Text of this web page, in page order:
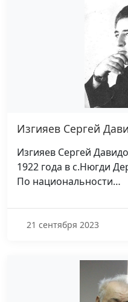
Изгияев Сергей
Изгияев Сергей
1922 года в с.Нюгди
По национальности…
21 сентября 2023